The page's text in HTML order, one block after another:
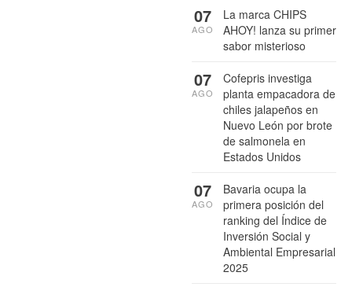
La marca CHIPS
AHOY! lanza su primer
sabor misterioso
07
AGO
Cofepris investiga
planta empacadora de
chiles jalapeños en
Nuevo León por brote
de salmonela en
Estados Unidos
07
AGO
Bavaria ocupa la
primera posición del
ranking del Índice de
Inversión Social y
Ambiental Empresarial
2025
07
AGO